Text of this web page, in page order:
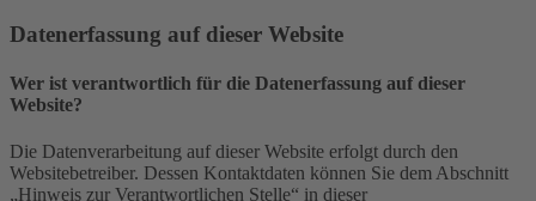
Datenerfassung auf dieser Website
Wer ist verantwortlich für die Datenerfassung auf dieser
Website?
Die Datenverarbeitung auf dieser Website erfolgt durch den
Websitebetreiber. Dessen Kontaktdaten können Sie dem Abschnitt
„Hinweis zur Verantwortlichen Stelle“ in dieser